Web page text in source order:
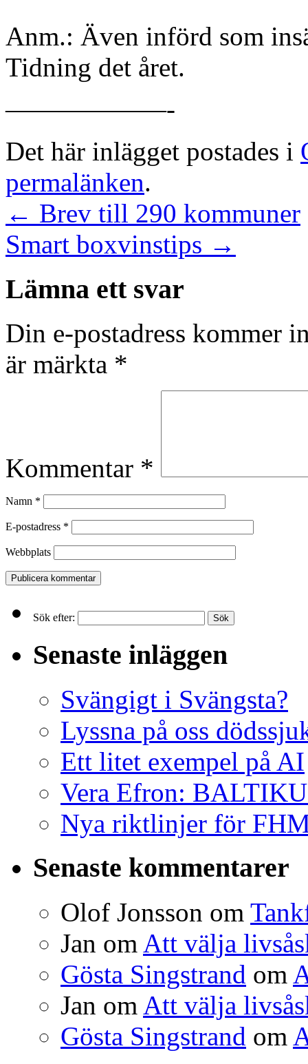
Anm.: Även införd som
Tidning det året.
——————-
Det här inlägget postades i
permalänken.
← Brev till 290 kommuner
Smart boxvinstips →
Lämna ett svar
Din e-postadress kommer
är märkta *
Kommentar *
Namn *
E-postadress *
Webbplats
Sök efter:
Senaste inläggen
Svängigt i Svängsta?
Lyssna på oss
Ett litet exempel på AI
Vera Efron:
Nya riktlinjer för
Senaste kommentarer
Olof Jonsson om
Jan om Att välja
Gösta Singstrand om
Jan om Att välja
Gösta Singstrand om